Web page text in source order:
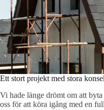
Ett stort projekt med stora
Vi hade länge drömt om att
oss för att köra igång med en